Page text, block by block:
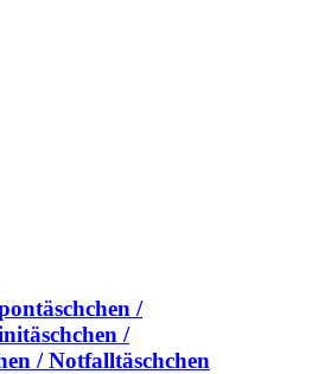
/
/
/ Notfalltäschchen